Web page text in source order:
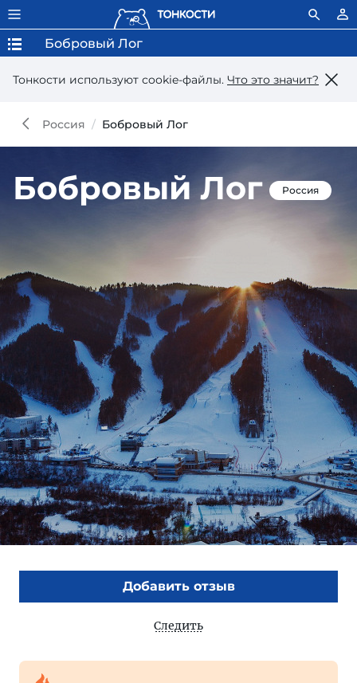
Тонкости используют сookie-файлы. Что это значит?
Бобровый Лог
Россия Бобровый Лог
Бобровый Лог Россия
Добавить отзыв
Следить